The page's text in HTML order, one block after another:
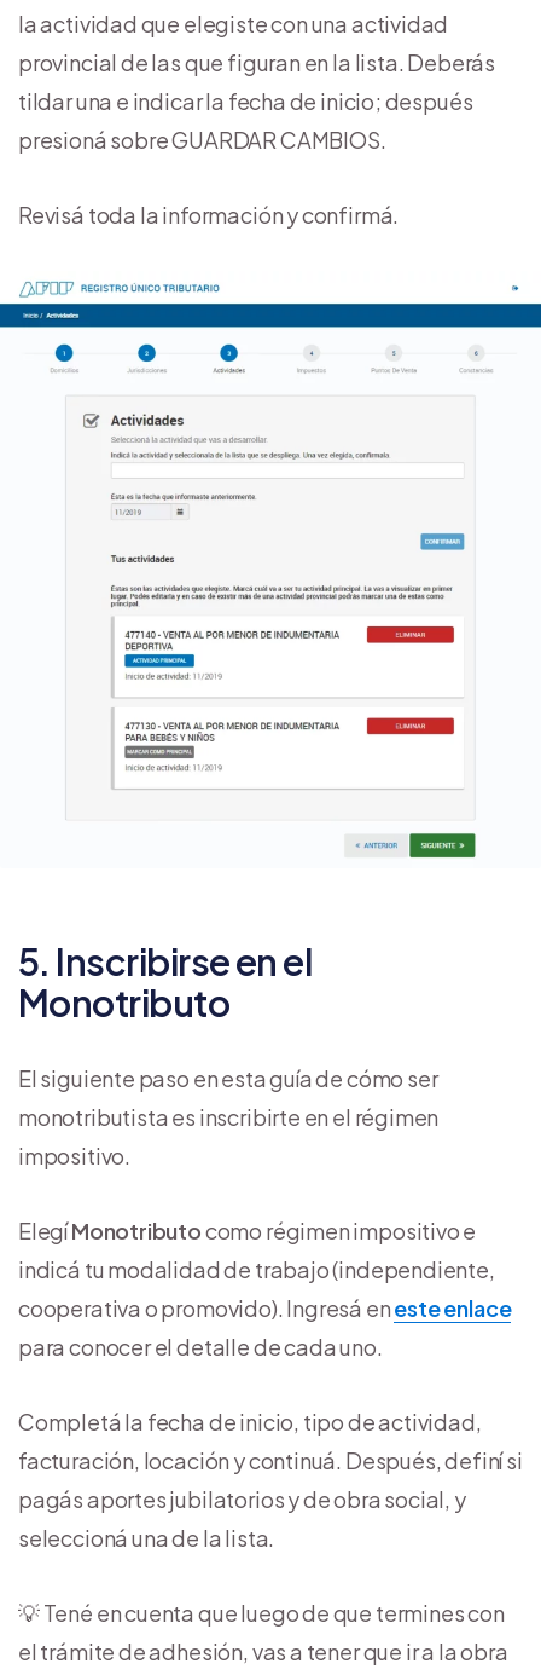
la actividad que elegiste con una actividad
provincial de las que figuran en la lista. Deberás
tildar una e indicar la fecha de inicio; después
presioná sobre GUARDAR CAMBIOS.
Revisá toda la información y confirmá.
5. Inscribirse en el
Monotributo
El siguiente paso en esta guía de cómo ser
monotributista es inscribirte en el régimen
impositivo.
ElegíMonotributocomo régimen impositivo e
indicá tu modalidad de trabajo (independiente,
cooperativa o promovido). Ingresá eneste enlace
para conocer el detalle de cada uno.
Completá la fecha de inicio, tipo de actividad,
facturación, locación y continuá. Después, definí si
pagás aportes jubilatorios y de obra social, y
seleccioná una de la lista.
💡 Tené en cuenta que luego de que termines con
el trámite de adhesión, vas a tener que ir a la obra